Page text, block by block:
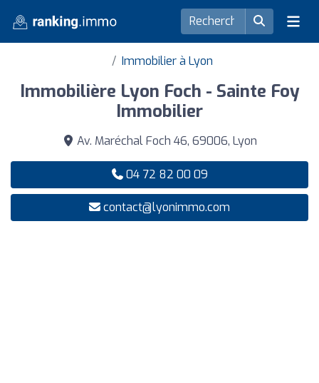
Immobilier à Lyon
Immobilière Lyon Foch - Sainte Foy
Immobilier
Av. Maréchal Foch 46, 69006, Lyon
04 72 82 00 09
contact@lyonimmo.com